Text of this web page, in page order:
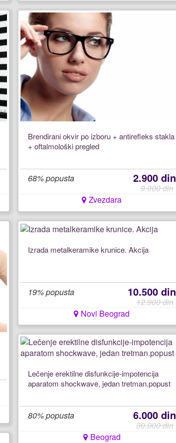
Brendirani okvir po izboru + antirefleks stakla
+ oftalmološki pregled
68% popusta 2.900 din
9.000 din
Zvezdara
Izrada metalkeramike krunice. Akcija
19% popusta 10.500 din
12.900 din
Novi Beograd
Lečenje erektilne disfunkcije-impotencija
aparatom shockwave, jedan tretman.popust
80% popusta 6.000 din
30.000 din
Beograd